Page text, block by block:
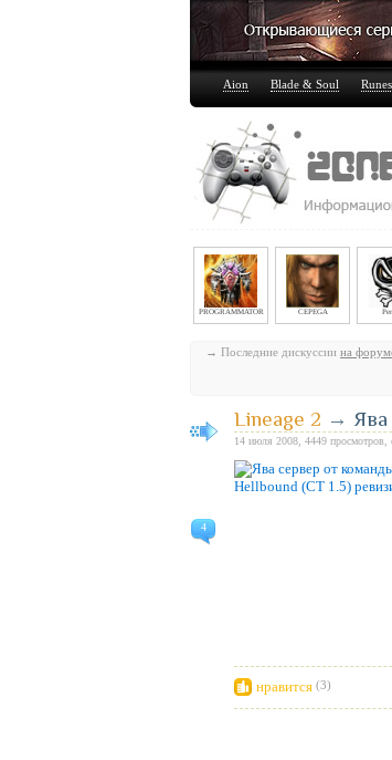
Aion Blade & Soul
PROGRAMMATOR CEPEGA
→ Последние дискуссии на
4
Lineage 2 →
14 июля 2008, 4449 просмотров,
нравится (3)